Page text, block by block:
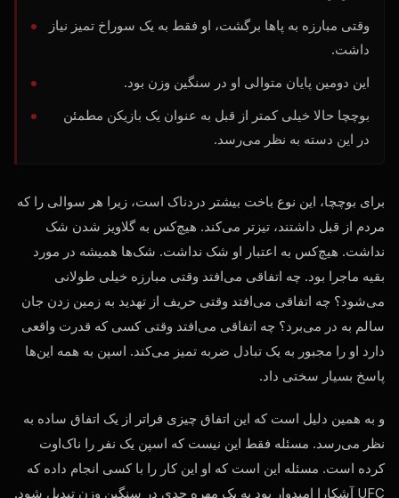
وقتی مبارزه به پاها برگشت، او فقط به یک سوراخ تمیز نیاز
داشت.
این دومین پایان متوالی او در سنگین وزن بود.
بوچچا حالا خیلی کمتر از قبل به عنوان یک بازیکن مطمئن
در این دسته به نظر می‌رسد.
برای بوچچا، این نوع باخت بیشتر دردناک است، زیرا هر سوالی را که
مردم از قبل داشتند، تیزتر می‌کند. هیچ‌کس به گلاویز شدن شک
نداشت. هیچ‌کس به اعتبار او شک نداشت. شک‌ها همیشه در مورد
بقیه ماجرا بود. چه اتفاقی می‌افتد وقتی مبارزه خیلی طولانی
می‌شود؟ چه اتفاقی می‌افتد وقتی حریف از تهدید به زمین زدن جان
سالم به در می‌برد؟ چه اتفاقی می‌افتد وقتی کسی که قدرت واقعی
دارد او را مجبور به یک تبادل ضربه تمیز می‌کند. اسپن به همه این‌ها
پاسخ بسیار سختی داد.
و به همین دلیل است که این اتفاق چیزی فراتر از یک اتفاق ساده به
نظر می‌رسد. مسئله فقط این نیست که اسپن یک نفر را ناک‌اوت
کرده است. مسئله این است که او این کار را با کسی انجام داده که
UFC آشکارا امیدوار بود به یک مهره جدی در سنگین وزن تبدیل شود.